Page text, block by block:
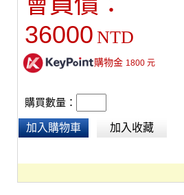
調整及特效設定。可藍芽連接手機，當作
表演 、練舞、聚會K歌、會議、演講。尺
重量13.6 Kg
36000 NTD
購物金 1800元
購買數量：
加入購物車 加入收藏